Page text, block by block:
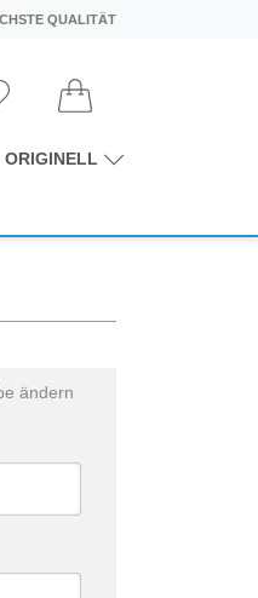
QUALITÄT
ORIGINELL
ändern